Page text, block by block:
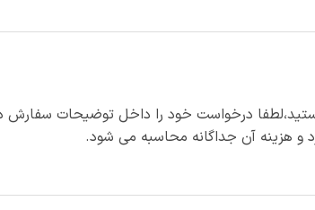
درخواست خود را داخل توضیحات سفارش